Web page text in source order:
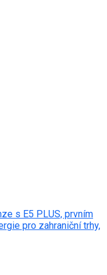
s E5 PLUS, prvním
pro zahraniční trhy,